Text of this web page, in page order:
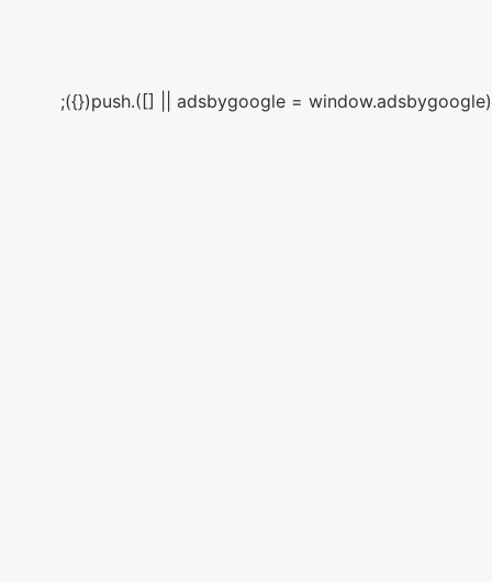
(adsbygoogle = window.adsbygoogle || []).push({});